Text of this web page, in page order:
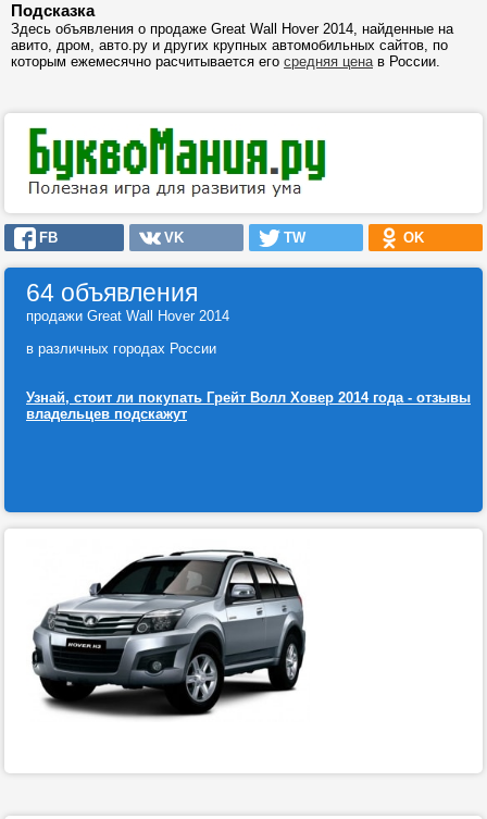
Подсказка
Здесь объявления о продаже Great Wall Hover 2014, найденные на
авито, дром, авто.ру и других крупных автомобильных сайтов, по
которым ежемесячно расчитывается его средняя ценав России.
FB VK TW OK
64 объявления
продажи Great Wall Hover 2014
в различных городах России
Узнай, стоит ли покупать Грейт Волл Ховер 2014 года - отзывы
владельцев подскажут